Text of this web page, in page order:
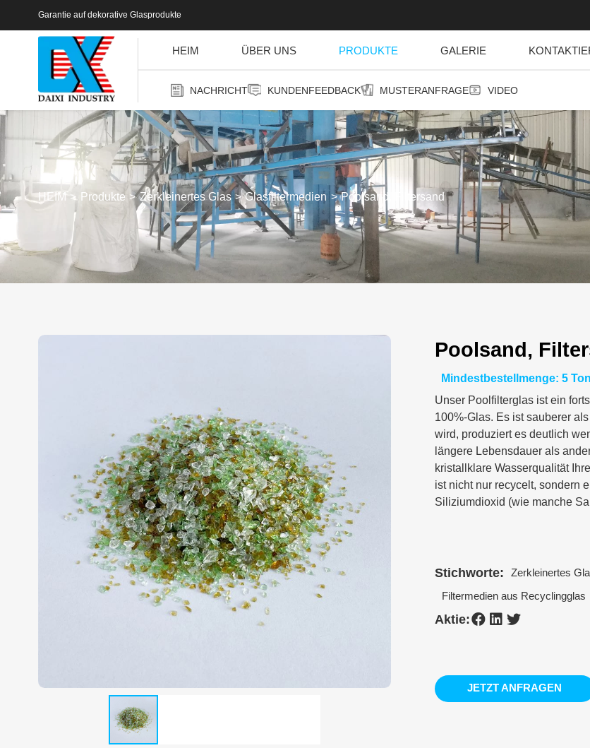
Garantie auf dekorative Glasprodukte
HEIM ÜBER UNS PRODUKTE GALERIE
NACHRICHT KUNDENFEEDBACK MUSTERANFRAGE VIDEO
HEIM Produkte Zerkleinertes Glas Glasfiltermedien Poolsand, Filtersand
Poolsand,
Mindestbestellmenge: 5
Unser Poolfilterglas ist ein
100%-Glas. Es ist sauberer
wird, produziert es deutlich
längere Lebensdauer als
kristallklare Wasserqualität
ist nicht nur recycelt, sondern
Siliziumdioxid (wie manche
Stichworte: Zerkleinertes
Filtermedien aus Recyclingglas
Aktie:
JETZT ANFRAGEN